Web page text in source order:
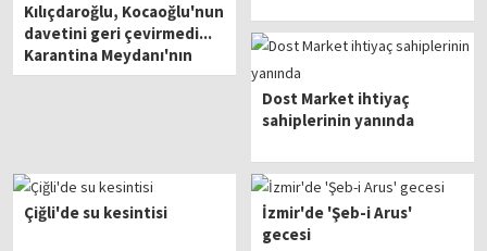
Kılıçdaroğlu, Kocaoğlu'nun
davetini geri çevirmedi...
Karantina Meydanı'nın
açılışına geliyor!
Dost Market ihtiyaç
sahiplerinin yanında
Çiğli'de su kesintisi
İzmir'de 'Şeb-i Arus'
gecesi